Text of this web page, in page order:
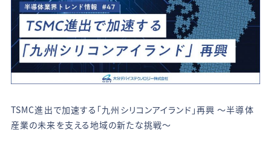
TSMC進出で加速する「九州シリコンアイランド」再興 ～半導体
産業の未来を支える地域の新たな挑戦～